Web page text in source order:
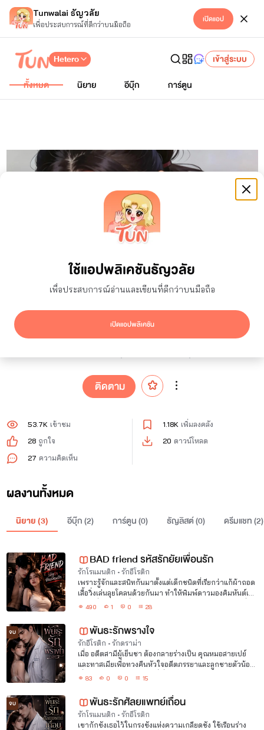
Tunwalai ธัญวลัย
เพื่อประสบการณ์ที่ดีกว่าบนมือถือ เปิดแอป
ใช้แอปพลิเคชันธัญวลัย
เพื่อประสบการณ์อ่านและเขียนที่ดีกว่าบนมือถือ
เปิดแอปพลิเคชัน
Hetero
เข้าสู่ระบบ
ทั้งหมด
นิยาย อีบุ๊ก การ์ตูน
PaoMoneyPaoTang
ติดตาม
53.7K เข้าชม
28 ถูกใจ
27 ความคิดเห็น
1.18K เพิ่มลงคลัง
20 ดาวน์โหลด
ผลงานทั้งหมด
นิยาย (3) อีบุ๊ก (2) การ์ตูน (0) ธัญลิสต์ (0) ดรีมแชท (2)
BAD friend รหัสรักยัยเพื่อนรัก
รักโรแมนติก • รักอีโรติก
เพราะรู้จักและสนิทกันมาตั้งแต่เด็กชนิดที่เรียกว่าแก้ผ้าถอด
เสื้อวิ่งเล่นลุยโคลนด้วยกันมา ทำให้พิมพ์ดาวมองคิมหันต์เป็น
แค่ "เพื่อนสนิท" ที่มีคำพูดติดปากเสมอว่า "ใครเขาเอาเพื่อน
490 1 0 28
จบ พันธะรักพรางใจ
รักอีโรติก • รักดราม่า
เมื่อ อดีตสามีผู้เย็นชา ต้องกลายร่างเป็น คุณหมอสายเปย์
และทาสเมียเพื่อทวงคืนหัวใจอดีตภรรยาและลูกชายตัวน้อย
เรื่องราวความรักสุดอลวนที่เริ่มต้นจากรอยแผลใจ และลงเอย
83 0 0 15
จบ พันธะรักศัลยแพทย์เถื่อน
รักโรแมนติก • รักอีโรติก
เขากักขังเธอไว้ในกรงขังแห่งความเกลียดชัง ใช้เรือนร่าง